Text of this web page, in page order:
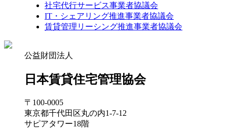
社宅代行サービス事業者協議会
IT・シェアリング推進事業者協議会
賃貸管理リーシング推進事業者協議会
公益財団法人
日本賃貸住宅管理協会
〒100-0005
東京都千代田区丸の内1-7-12
サピアタワー18階